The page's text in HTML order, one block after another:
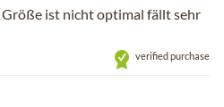
Größe ist nicht optimal fällt sehr
verified purchase